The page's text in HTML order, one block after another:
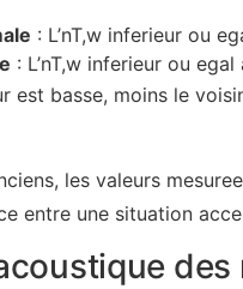
: L’nT,w inferieur ou
: L’nT,w inferieur ou
est basse, moins le
les valeurs
entre une situation
des